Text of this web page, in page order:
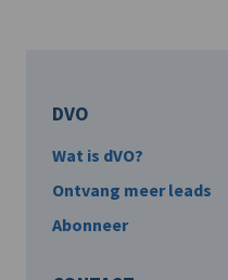
DVO
Wat is dVO?
Ontvang meer leads
Abonneer